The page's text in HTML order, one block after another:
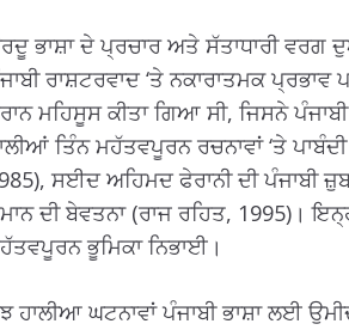
ਭਾਸ਼ਾ ਦੇ ਪ੍ਰਚਾਰ ਅਤੇ ਸੱਤਾਧਾਰੀ ਵਰਗ
ਰਾਸ਼ਟਰਵਾਦ ‘ਤੇ ਨਕਾਰਾਤਮਕ
ਮਹਿਸੂਸ ਕੀਤਾ ਗਿਆ ਸੀ, ਜਿਸਨੇ
ਤਿੰਨ ਮਹੱਤਵਪੂਰਨ ਰਚਨਾਵਾਂ ‘ਤੇ
ਸਈਦ ਅਹਿਮਦ ਫੇਰਾਨੀ ਦੀ ਪੰਜਾਬੀ
ਦੀ ਬੇਵਤਨਾ (ਰਾਜ ਰਹਿਤ, 1995)।
ਭੂਮਿਕਾ ਨਿਭਾਈ।
ਹਾਲੀਆ ਘਟਨਾਵਾਂ ਪੰਜਾਬੀ ਭਾਸ਼ਾ ਲਈ